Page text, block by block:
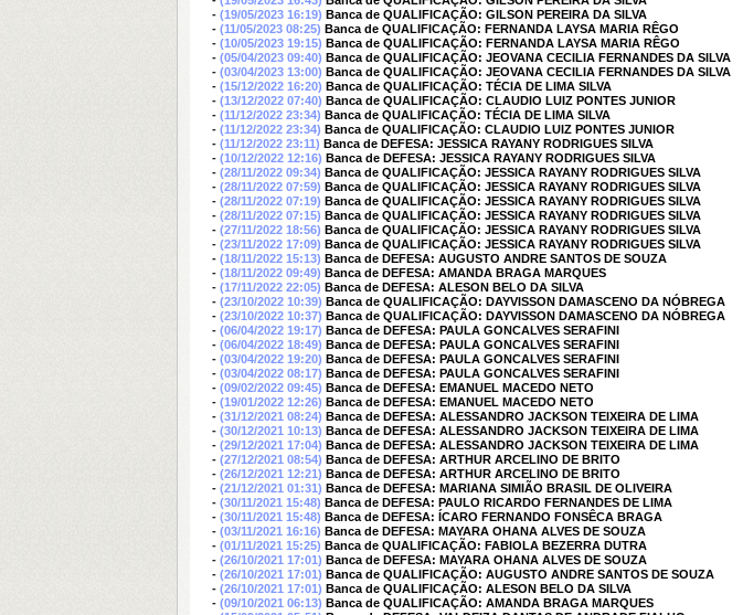
- (19/05/2023 16:19) Banca de QUALIFICAÇÃO: GILSON PEREIRA DA SILVA
- (11/05/2023 08:25) Banca de QUALIFICAÇÃO: FERNANDA LAYSA MARIA RÊGO
- (10/05/2023 19:15) Banca de QUALIFICAÇÃO: FERNANDA LAYSA MARIA RÊGO
- (05/04/2023 09:40) Banca de QUALIFICAÇÃO: JEOVANA CECILIA FERNANDES DA SILVA
- (03/04/2023 13:00) Banca de QUALIFICAÇÃO: JEOVANA CECILIA FERNANDES DA SILVA
- (15/12/2022 16:20) Banca de QUALIFICAÇÃO: TÉCIA DE LIMA SILVA
- (13/12/2022 07:40) Banca de QUALIFICAÇÃO: CLAUDIO LUIZ PONTES JUNIOR
- (11/12/2022 23:34) Banca de QUALIFICAÇÃO: TÉCIA DE LIMA SILVA
- (11/12/2022 23:34) Banca de QUALIFICAÇÃO: CLAUDIO LUIZ PONTES JUNIOR
- (11/12/2022 23:11) Banca de DEFESA: JESSICA RAYANY RODRIGUES SILVA
- (10/12/2022 12:16) Banca de DEFESA: JESSICA RAYANY RODRIGUES SILVA
- (28/11/2022 09:34) Banca de QUALIFICAÇÃO: JESSICA RAYANY RODRIGUES SILVA
- (28/11/2022 07:59) Banca de QUALIFICAÇÃO: JESSICA RAYANY RODRIGUES SILVA
- (28/11/2022 07:19) Banca de QUALIFICAÇÃO: JESSICA RAYANY RODRIGUES SILVA
- (28/11/2022 07:15) Banca de QUALIFICAÇÃO: JESSICA RAYANY RODRIGUES SILVA
- (27/11/2022 18:56) Banca de QUALIFICAÇÃO: JESSICA RAYANY RODRIGUES SILVA
- (23/11/2022 17:09) Banca de QUALIFICAÇÃO: JESSICA RAYANY RODRIGUES SILVA
- (18/11/2022 15:13) Banca de DEFESA: AUGUSTO ANDRE SANTOS DE SOUZA
- (18/11/2022 09:49) Banca de DEFESA: AMANDA BRAGA MARQUES
- (17/11/2022 22:05) Banca de DEFESA: ALESON BELO DA SILVA
- (23/10/2022 10:39) Banca de QUALIFICAÇÃO: DAYVISSON DAMASCENO DA NÓBREGA
- (23/10/2022 10:37) Banca de QUALIFICAÇÃO: DAYVISSON DAMASCENO DA NÓBREGA
- (06/04/2022 19:17) Banca de DEFESA: PAULA GONCALVES SERAFINI
- (06/04/2022 18:49) Banca de DEFESA: PAULA GONCALVES SERAFINI
- (03/04/2022 19:20) Banca de DEFESA: PAULA GONCALVES SERAFINI
- (03/04/2022 08:17) Banca de DEFESA: PAULA GONCALVES SERAFINI
- (09/02/2022 09:45) Banca de DEFESA: EMANUEL MACEDO NETO
- (19/01/2022 12:26) Banca de DEFESA: EMANUEL MACEDO NETO
- (31/12/2021 08:24) Banca de DEFESA: ALESSANDRO JACKSON TEIXEIRA DE LIMA
- (30/12/2021 10:13) Banca de DEFESA: ALESSANDRO JACKSON TEIXEIRA DE LIMA
- (29/12/2021 17:04) Banca de DEFESA: ALESSANDRO JACKSON TEIXEIRA DE LIMA
- (27/12/2021 08:54) Banca de DEFESA: ARTHUR ARCELINO DE BRITO
- (26/12/2021 12:21) Banca de DEFESA: ARTHUR ARCELINO DE BRITO
- (21/12/2021 01:31) Banca de DEFESA: MARIANA SIMIÃO BRASIL DE OLIVEIRA
- (30/11/2021 15:48) Banca de DEFESA: PAULO RICARDO FERNANDES DE LIMA
- (30/11/2021 15:48) Banca de DEFESA: ÍCARO FERNANDO FONSÊCA BRAGA
- (03/11/2021 16:16) Banca de DEFESA: MAYARA OHANA ALVES DE SOUZA
- (01/11/2021 15:25) Banca de QUALIFICAÇÃO: FABIOLA BEZERRA DUTRA
- (26/10/2021 17:01) Banca de DEFESA: MAYARA OHANA ALVES DE SOUZA
- (26/10/2021 17:01) Banca de QUALIFICAÇÃO: AUGUSTO ANDRE SANTOS DE SOUZA
- (26/10/2021 17:01) Banca de QUALIFICAÇÃO: ALESON BELO DA SILVA
- (09/10/2021 06:13) Banca de QUALIFICAÇÃO: AMANDA BRAGA MARQUES